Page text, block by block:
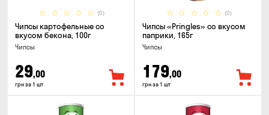
(0)
Чипсы картофельные со
вкусом бекона, 100г
Чипсы
29,00
грн за 1 шт
(0)
Чипсы «Pringles» со вкусом
паприки, 165г
Чипсы
179,00
грн за 1 шт